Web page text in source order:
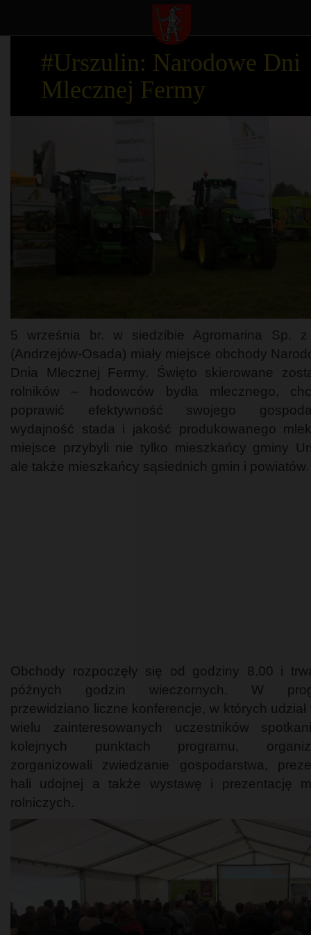
#Urszulin: Narodowe Dni
Mlecznej Fermy
5 września br. w siedzibie Agromarina Sp.
(Andrzejów-Osada) miały miejsce obchody
Dnia Mlecznej Fermy. Święto skierowane
rolników – hodowców bydła mlecznego,
poprawić efektywność swojego
wydajność stada i jakość produkowanego
miejsce przybyli nie tylko mieszkańcy gminy
ale także mieszkańcy sąsiednich gmin i powiatów.
Obchody rozpoczęły się od godziny 8.00 i
późnych godzin wieczornych. W
przewidziano liczne konferencje, w których udział
wielu zainteresowanych uczestników
kolejnych punktach programu,
zorganizowali zwiedzanie gospodarstwa,
hali udojnej a także wystawę i prezentację
rolniczych.